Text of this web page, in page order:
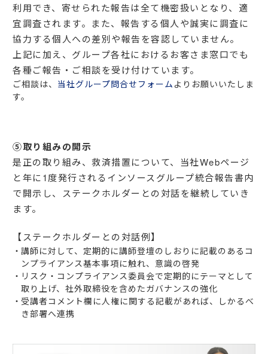
利用でき、寄せられた報告は全て機密扱いとなり、適
宜調査されます。また、報告する個人や誠実に調査に
協力する個人への差別や報告を容認していません。
上記に加え、グループ各社におけるお客さま窓口でも
各種ご報告・ご相談を受け付けています。
ご相談は、 当社グループ問合せフォーム よりお願いいたしま
す。
⑤取り組みの開示
是正の取り組み、救済措置について、当社Webページ
と年に1度発行されるインソースグループ統合報告書内
で開示し、ステークホルダーとの対話を継続していき
ます。
【ステークホルダーとの対話例】
講師に対して、定期的に講師登壇のしおりに記載のあるコ
ンプライアンス基本事項に触れ、意識の啓発
リスク・コンプライアンス委員会で定期的にテーマとして
取り上げ、社外取締役を含めたガバナンスの強化
受講者コメント欄に人権に関する記載があれば、しかるべ
き部署へ連携